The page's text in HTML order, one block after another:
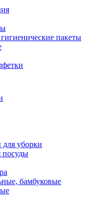
пакеты
для уборки
посуды
бамбуковые